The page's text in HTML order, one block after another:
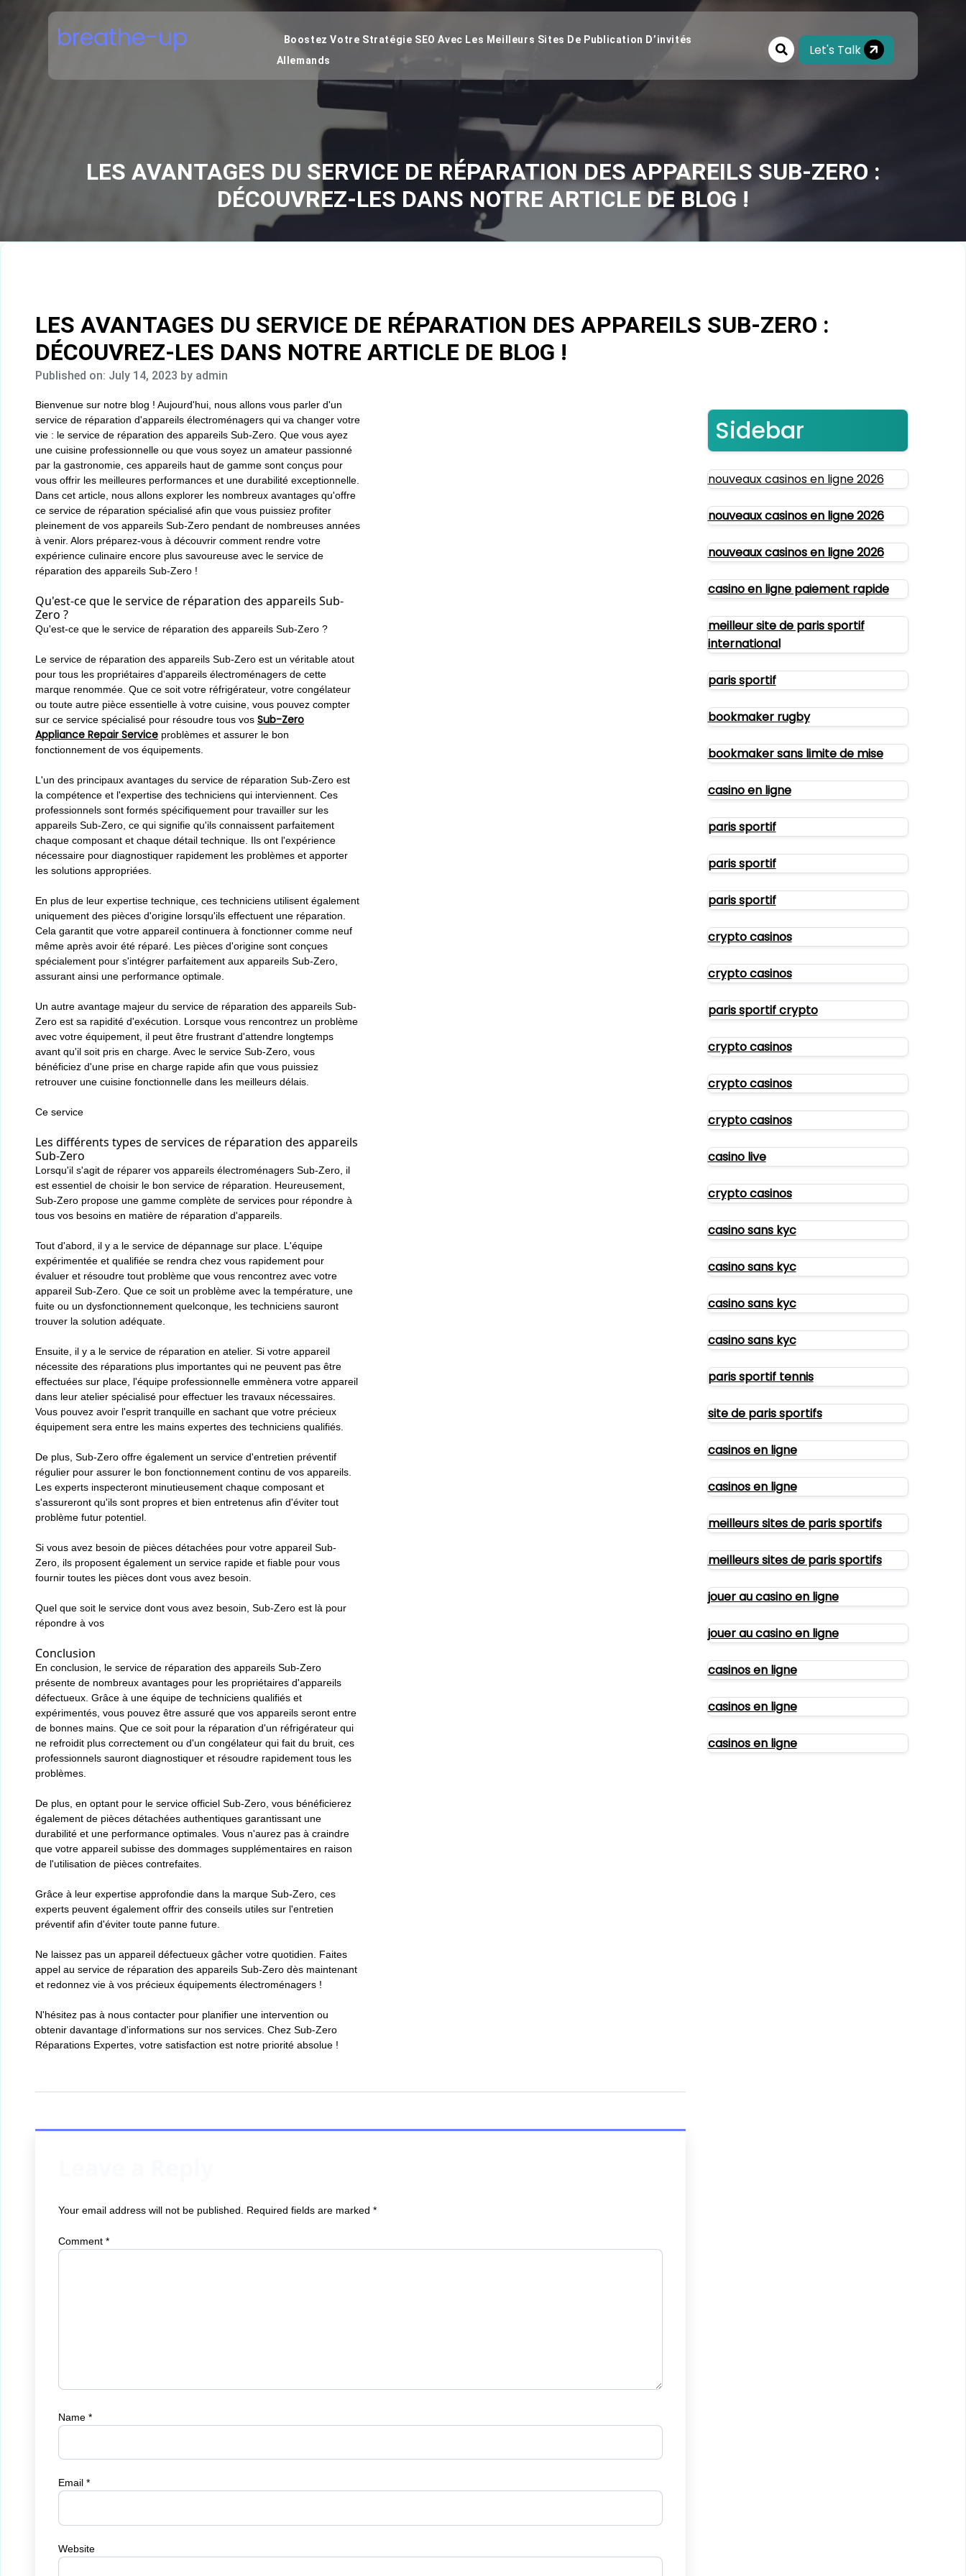
breathe-up
Boostez Votre Stratégie SEO Avec Les Meilleurs Sites De Publication D’invités
Allemands
Let's Talk
LES AVANTAGES DU SERVICE DE RÉPARATION DES APPAREILS SUB-ZERO :
DÉCOUVREZ-LES DANS NOTRE ARTICLE DE BLOG !
LES AVANTAGES DU SERVICE DE RÉPARATION DES APPAREILS SUB-ZERO :
DÉCOUVREZ-LES DANS NOTRE ARTICLE DE BLOG !
Published on: July 14, 2023 by admin
Bienvenue sur notre blog ! Aujourd'hui, nous allons vous parler d'un
service de réparation d'appareils électroménagers qui va changer votre
vie : le service de réparation des appareils Sub-Zero. Que vous ayez
une cuisine professionnelle ou que vous soyez un amateur passionné
par la gastronomie, ces appareils haut de gamme sont conçus pour
vous offrir les meilleures performances et une durabilité exceptionnelle.
Dans cet article, nous allons explorer les nombreux avantages qu'offre
ce service de réparation spécialisé afin que vous puissiez profiter
pleinement de vos appareils Sub-Zero pendant de nombreuses années
à venir. Alors préparez-vous à découvrir comment rendre votre
expérience culinaire encore plus savoureuse avec le service de
réparation des appareils Sub-Zero !
Qu'est-ce que le service de réparation des appareils Sub-
Zero ?
Qu'est-ce que le service de réparation des appareils Sub-Zero ?
Le service de réparation des appareils Sub-Zero est un véritable atout
pour tous les propriétaires d'appareils électroménagers de cette
marque renommée. Que ce soit votre réfrigérateur, votre congélateur
ou toute autre pièce essentielle à votre cuisine, vous pouvez compter
sur ce service spécialisé pour résoudre tous vos Sub-Zero
Appliance Repair Service problèmes et assurer le bon
fonctionnement de vos équipements.
L'un des principaux avantages du service de réparation Sub-Zero est
la compétence et l'expertise des techniciens qui interviennent. Ces
professionnels sont formés spécifiquement pour travailler sur les
appareils Sub-Zero, ce qui signifie qu'ils connaissent parfaitement
chaque composant et chaque détail technique. Ils ont l'expérience
nécessaire pour diagnostiquer rapidement les problèmes et apporter
les solutions appropriées.
En plus de leur expertise technique, ces techniciens utilisent également
uniquement des pièces d'origine lorsqu'ils effectuent une réparation.
Cela garantit que votre appareil continuera à fonctionner comme neuf
même après avoir été réparé. Les pièces d'origine sont conçues
spécialement pour s'intégrer parfaitement aux appareils Sub-Zero,
assurant ainsi une performance optimale.
Un autre avantage majeur du service de réparation des appareils Sub-
Zero est sa rapidité d'exécution. Lorsque vous rencontrez un problème
avec votre équipement, il peut être frustrant d'attendre longtemps
avant qu'il soit pris en charge. Avec le service Sub-Zero, vous
bénéficiez d'une prise en charge rapide afin que vous puissiez
retrouver une cuisine fonctionnelle dans les meilleurs délais.
Ce service
Les différents types de services de réparation des appareils
Sub-Zero
Lorsqu'il s'agit de réparer vos appareils électroménagers Sub-Zero, il
est essentiel de choisir le bon service de réparation. Heureusement,
Sub-Zero propose une gamme complète de services pour répondre à
tous vos besoins en matière de réparation d'appareils.
Tout d'abord, il y a le service de dépannage sur place. L'équipe
expérimentée et qualifiée se rendra chez vous rapidement pour
évaluer et résoudre tout problème que vous rencontrez avec votre
appareil Sub-Zero. Que ce soit un problème avec la température, une
fuite ou un dysfonctionnement quelconque, les techniciens sauront
trouver la solution adéquate.
Ensuite, il y a le service de réparation en atelier. Si votre appareil
nécessite des réparations plus importantes qui ne peuvent pas être
effectuées sur place, l'équipe professionnelle emmènera votre appareil
dans leur atelier spécialisé pour effectuer les travaux nécessaires.
Vous pouvez avoir l'esprit tranquille en sachant que votre précieux
équipement sera entre les mains expertes des techniciens qualifiés.
De plus, Sub-Zero offre également un service d'entretien préventif
régulier pour assurer le bon fonctionnement continu de vos appareils.
Les experts inspecteront minutieusement chaque composant et
s'assureront qu'ils sont propres et bien entretenus afin d'éviter tout
problème futur potentiel.
Si vous avez besoin de pièces détachées pour votre appareil Sub-
Zero, ils proposent également un service rapide et fiable pour vous
fournir toutes les pièces dont vous avez besoin.
Quel que soit le service dont vous avez besoin, Sub-Zero est là pour
répondre à vos
Conclusion
En conclusion, le service de réparation des appareils Sub-Zero
présente de nombreux avantages pour les propriétaires d'appareils
défectueux. Grâce à une équipe de techniciens qualifiés et
expérimentés, vous pouvez être assuré que vos appareils seront entre
de bonnes mains. Que ce soit pour la réparation d'un réfrigérateur qui
ne refroidit plus correctement ou d'un congélateur qui fait du bruit, ces
professionnels sauront diagnostiquer et résoudre rapidement tous les
problèmes.
De plus, en optant pour le service officiel Sub-Zero, vous bénéficierez
également de pièces détachées authentiques garantissant une
durabilité et une performance optimales. Vous n'aurez pas à craindre
que votre appareil subisse des dommages supplémentaires en raison
de l'utilisation de pièces contrefaites.
Grâce à leur expertise approfondie dans la marque Sub-Zero, ces
experts peuvent également offrir des conseils utiles sur l'entretien
préventif afin d'éviter toute panne future.
Ne laissez pas un appareil défectueux gâcher votre quotidien. Faites
appel au service de réparation des appareils Sub-Zero dès maintenant
et redonnez vie à vos précieux équipements électroménagers !
N'hésitez pas à nous contacter pour planifier une intervention ou
obtenir davantage d'informations sur nos services. Chez Sub-Zero
Réparations Expertes, votre satisfaction est notre priorité absolue !
Your email address will not be published. Required fields are marked *
Comment *
Name *
Email *
Website
Sidebar
nouveaux casinos en ligne 2026
nouveaux casinos en ligne 2026
nouveaux casinos en ligne 2026
casino en ligne paiement rapide
meilleur site de paris sportif
international
paris sportif
bookmaker rugby
bookmaker sans limite de mise
casino en ligne
paris sportif
paris sportif
paris sportif
crypto casinos
crypto casinos
paris sportif crypto
crypto casinos
crypto casinos
crypto casinos
casino live
crypto casinos
casino sans kyc
casino sans kyc
casino sans kyc
casino sans kyc
paris sportif tennis
site de paris sportifs
casinos en ligne
casinos en ligne
meilleurs sites de paris sportifs
meilleurs sites de paris sportifs
jouer au casino en ligne
jouer au casino en ligne
casinos en ligne
casinos en ligne
casinos en ligne